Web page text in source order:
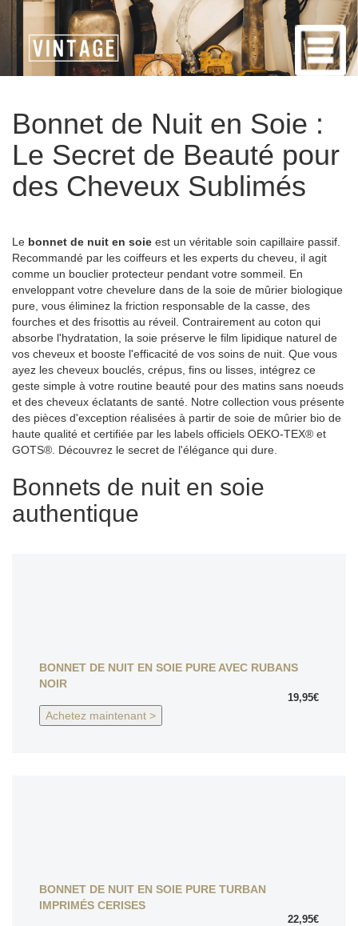
Bonnet de Nuit en Soie :
Le Secret de Beauté pour
des Cheveux Sublimés
Le bonnet de nuit en soie est un véritable soin capillaire passif.
Recommandé par les coiffeurs et les experts du cheveu, il agit
comme un bouclier protecteur pendant votre sommeil. En
enveloppant votre chevelure dans de la soie de mûrier biologique
pure, vous éliminez la friction responsable de la casse, des
fourches et des frisottis au réveil. Contrairement au coton qui
absorbe l'hydratation, la soie préserve le film lipidique naturel de
vos cheveux et booste l'efficacité de vos soins de nuit. Que vous
ayez les cheveux bouclés, crépus, fins ou lisses, intégrez ce
geste simple à votre routine beauté pour des matins sans noeuds
et des cheveux éclatants de santé. Notre collection vous présente
des pièces d'exception réalisées à partir de soie de mûrier bio de
haute qualité et certifiée par les labels officiels OEKO-TEX® et
GOTS®. Découvrez le secret de l'élégance qui dure.
Bonnets de nuit en soie
authentique
BONNET DE NUIT EN SOIE PURE AVEC RUBANS
NOIR
19,95€
Achetez maintenant >
BONNET DE NUIT EN SOIE PURE TURBAN
IMPRIMÉS CERISES
22,95€